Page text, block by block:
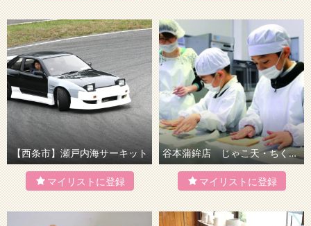
【西条市】瀬戸内海サーキット 谷本蒲鉾店 じゃこ天・ちくわ製造体験